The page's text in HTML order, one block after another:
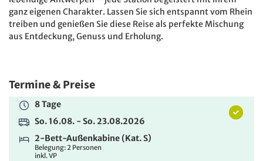
ab
ZUR BUCHUNG
2-Bett-Außenkabine franz. Balkon (Kat. C) zur
Alleinbenutzung
Belegung: 1 Person
ganz eigenen Charakter. Lassen Sie sich entspannt vom Rhein
treiben und genießen Sie diese Reise als perfekte Mischung
aus Entdeckung, Genuss und Erholung.
Termine & Preise
8 Tage
So. 16.08. - So. 23.08.2026
2-Bett-Außenkabine (Kat. S)
Belegung: 2 Personen
inkl. VP